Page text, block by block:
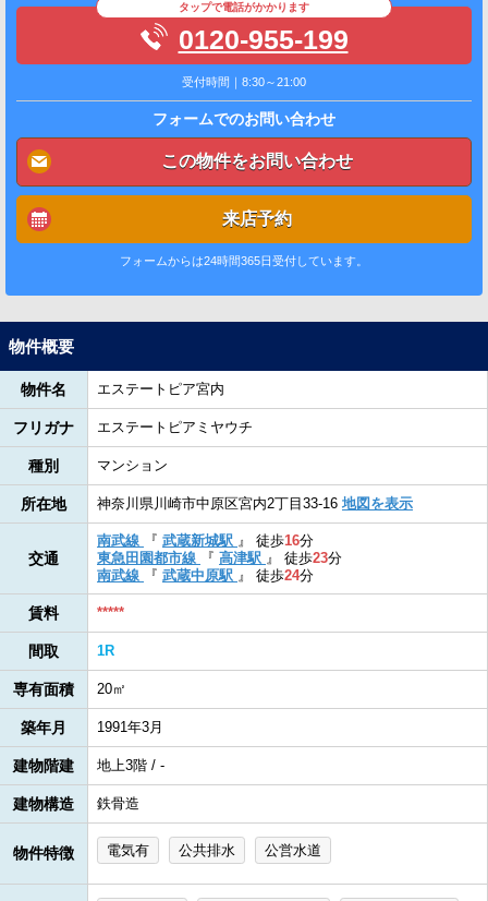
タップで電話がかかります
0120-955-199
受付時間｜8:30～21:00
フォームでのお問い合わせ
この物件をお問い合わせ
来店予約
フォームからは24時間365日受付しています。
物件概要
物件名 エステートピア宮内
フリガナ エステートピアミヤウチ
種別 マンション
所在地 神奈川県川崎市中原区宮内2丁目33-16 地図を表示
交通
南武線 『 武蔵新城駅 』 徒歩16分
東急田園都市線
『 高津駅 』 徒歩23分
南武線
『 武蔵中原駅 』 徒歩24分
賃料 *****
間取 1R
専有面積 20㎡
築年月 1991年3月
建物階建 地上3階 / -
建物構造 鉄骨造
物件特徴 電気有 公共排水 公営水道